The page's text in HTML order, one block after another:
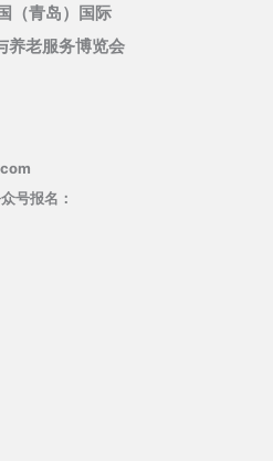
（青岛）国际
养老服务博览会
号报名：